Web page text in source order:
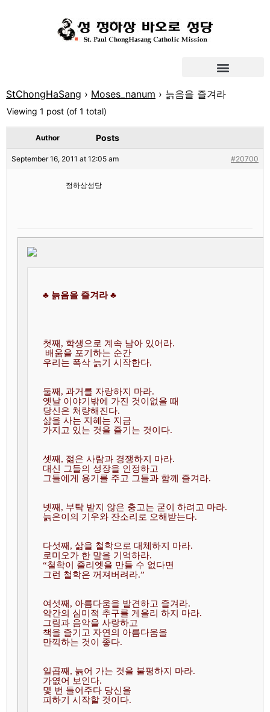
StChongHaSang › Moses_nanum › 늙음을 즐겨라
Viewing 1 post (of 1 total)
Author Posts
September 16, 2011 at 12:05 am #20700
정하상성당
♣ 늙음을 즐겨라 ♣
첫째, 학생으로 계속 남아 있어라.
배움을 포기하는 순간
우리는 폭삭 늙기 시작한다.
둘째, 과거를 자랑하지 마라.
옛날 이야기밖에 가진 것이없을 때
당신은 처량해진다.
삶을 사는 지혜는 지금
가지고 있는 것을 즐기는 것이다.
셋째, 젊은 사람과 경쟁하지 마라.
대신 그들의 성장을 인정하고
그들에게 용기를 주고 그들과 함께 즐겨라.
넷째, 부탁 받지 않은 충고는 굳이 하려고 마라.
늙은이의 기우와 잔소리로 오해받는다.
다섯째, 삶을 철학으로 대체하지 마라.
로미오가 한 말을 기억하라.
“철학이 줄리엣을 만들 수 없다면
그런 철학은 꺼져버려라.”
여섯째, 아름다움을 발견하고 즐겨라.
약간의 심미적 추구를 게을리 하지 마라.
그림과 음악을 사랑하고
책을 즐기고 자연의 아름다움을
만끽하는 것이 좋다.
일곱째, 늙어 가는 것을 불평하지 마라.
가엾어 보인다.
몇 번 들어주다 당신을
피하기 시작할 것이다.